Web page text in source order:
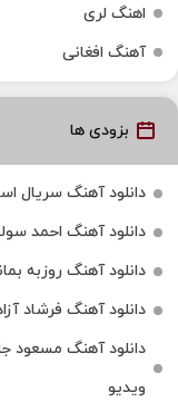
اهنگ لری
آهنگ افغانی
بزودی ها
دانلود آهنگ سریال اسکویید گیم 3
دانلود آهنگ احمد
دانلود آهنگ روزبه
دانلود آهنگ فرشاد
ویدیو